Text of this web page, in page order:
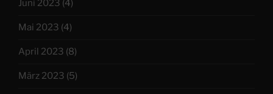
Juni 2023 (4)
Mai 2023 (4)
April 2023 (8)
März 2023 (5)